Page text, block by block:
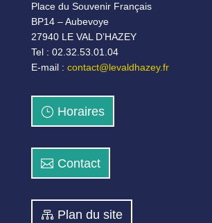
Place du Souvenir Français
BP14 – Aubevoye
27940 LE VAL D’HAZEY
Tel : 02.32.53.01.04
E-mail : contact@levaldhazey.fr
Horaires
Contact
Plan du site